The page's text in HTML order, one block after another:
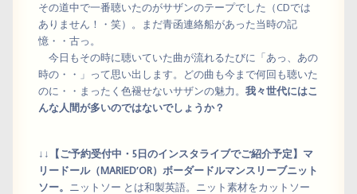
その道中で一番聴いたのがサザンのテープでした（CDでは
ありません！・笑）。まだ青函連絡船があった当時の記
憶・・古っ。
今日もその時に聴いていた曲が流れるたびに「あっ、あの
時の・・」って思い出します。どの曲も今まで何回も聴いた
のに・・まったく色褪せないサザンの魅力。 我々世代にはこ
んな人間が多いのではないでしょうか？
↓↓
【ご予約受付中・5日のインスタライブでご紹介予定】マ
リードール（MARIED’OR）ボーダードルマンスリーブニット
ソー。 ニットソー とは和製英語。ニット素材をカットソー